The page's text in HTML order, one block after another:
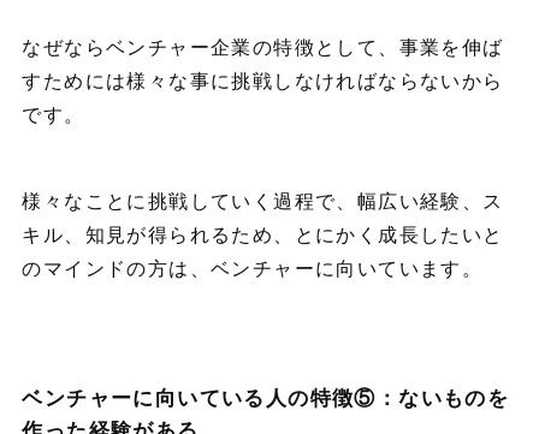
なぜならベンチャー企業の特徴として、事業を伸ば
すためには様々な事に挑戦しなければならないから
です。
様々なことに挑戦していく過程で、幅広い経験、ス
キル、知見が得られるため、とにかく成長したいと
のマインドの方は、ベンチャーに向いています。
ベンチャーに向いている人の特徴⑤：ないものを